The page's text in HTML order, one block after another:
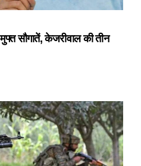
सौगातें, केजरीवाल की तीन